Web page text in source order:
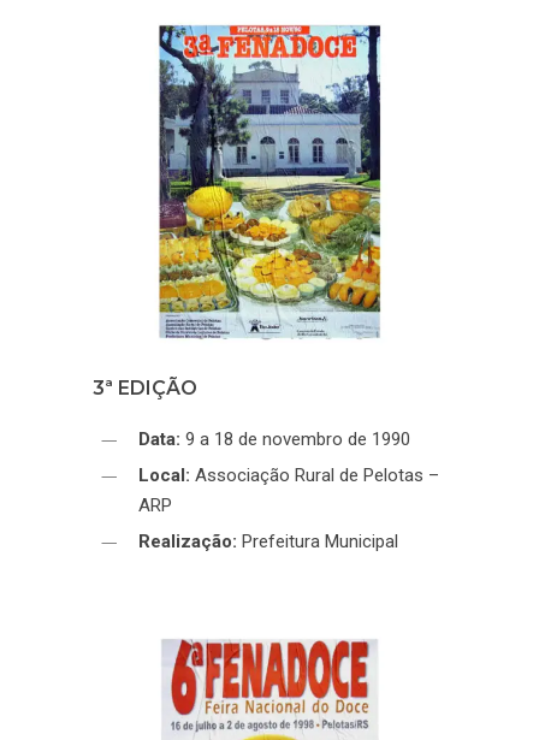
3ª EDIÇÃO
Data: 9 a 18 de novembro de 1990
Local: Associação Rural de Pelotas –
ARP
Realização: Prefeitura Municipal